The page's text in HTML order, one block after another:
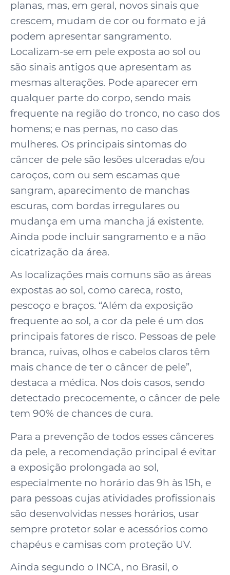
planas, mas, em geral, novos sinais que
crescem, mudam de cor ou formato e já
podem apresentar sangramento.
Localizam-se em pele exposta ao sol ou
são sinais antigos que apresentam as
mesmas alterações. Pode aparecer em
qualquer parte do corpo, sendo mais
frequente na região do tronco, no caso dos
homens; e nas pernas, no caso das
mulheres. Os principais sintomas do
câncer de pele são lesões ulceradas e/ou
caroços, com ou sem escamas que
sangram, aparecimento de manchas
escuras, com bordas irregulares ou
mudança em uma mancha já existente.
Ainda pode incluir sangramento e a não
cicatrização da área.
As localizações mais comuns são as áreas
expostas ao sol, como careca, rosto,
pescoço e braços. “Além da exposição
frequente ao sol, a cor da pele é um dos
principais fatores de risco. Pessoas de pele
branca, ruivas, olhos e cabelos claros têm
mais chance de ter o câncer de pele”,
destaca a médica. Nos dois casos, sendo
detectado precocemente, o câncer de pele
tem 90% de chances de cura.
Para a prevenção de todos esses cânceres
da pele, a recomendação principal é evitar
a exposição prolongada ao sol,
especialmente no horário das 9h às 15h, e
para pessoas cujas atividades profissionais
são desenvolvidas nesses horários, usar
sempre protetor solar e acessórios como
chapéus e camisas com proteção UV.
Ainda segundo o INCA, no Brasil, o